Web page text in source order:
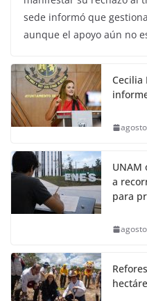
sede informó que
aunque el apoyo aún no
Cecilia
UNAM
a
para